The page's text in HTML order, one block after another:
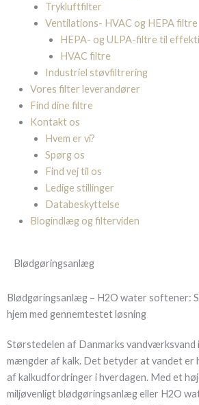
Trykluftfilter
Ventilations- HVAC og HEPA filtre
HEPA- og ULPA-filtre til
HVAC filtre
Industriel støvfiltrering
Vores filter leverandører
Find dine filtre
Kontakt os
Hvem er vi?
Spørg os
Find vej til os
Ledige stillinger
Databeskyttelse
Blogindlæg og filterviden
Blødgøringsanlæg
Blødgøringsanlæg – H2O water softener:
hjem med gennemtestet løsning
Størstedelen af Danmarks
mængder af kalk. Det betyder at vandet er
af kalkudfordringer i hverdagen. Med et
miljøvenligt blødgøringsanlæg eller H2O